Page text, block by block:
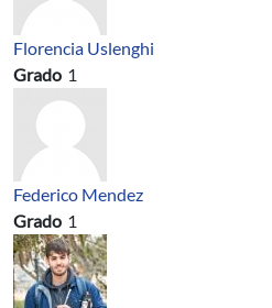
Florencia Uslenghi
Grado 1
Federico Mendez
Grado 1